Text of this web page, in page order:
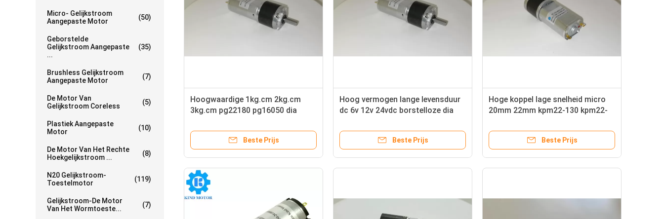
Micro- Gelijkstroom
Aangepaste Motor
(50)
Geborstelde
Gelijkstroom Aangepaste
...
(35)
Brushless Gelijkstroom
Aangepaste Motor
(7)
De Motor Van
Gelijkstroom Coreless
(5)
Plastiek Aangepaste
Motor
(10)
De Motor Van Het Rechte
Hoekgelijkstroom ...
(8)
N20 Gelijkstroom-
Toestelmotor
(119)
Gelijkstroom-De Motor
Van Het Wormtoeste...
(7)
Hoogwaardige 1kg.cm 2kg.cm
3kg.cm pg22180 pg16050 dia
versnellingsbak motor 6v 12v 24v
met encoder
Beste Prijs
Hoog vermogen lange levensduur
dc 6v 12v 24vdc borstelloze dia
planetaire versnellingsbak reducer
elektromotor
Beste Prijs
Hoge koppel lage snelheid micro
20mm 22mm kpm22-130 kpm22-
versnellingsmotor
Beste Prijs